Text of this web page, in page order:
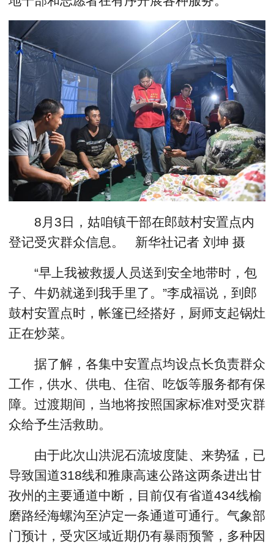
8月3日，姑咱镇干部在郎鼓村安置点内
登记受灾群众信息。 新华社记者 刘坤 摄
“早上我被救援人员送到安全地带时，包
子、牛奶就递到我手里了。”李成福说，到郎
鼓村安置点时，帐篷已经搭好，厨师支起锅灶
正在炒菜。
据了解，各集中安置点均设点长负责群众
工作，供水、供电、住宿、吃饭等服务都有保
障。过渡期间，当地将按照国家标准对受灾群
众给予生活救助。
由于此次山洪泥石流坡度陡、来势猛，已
导致国道318线和雅康高速公路这两条进出甘
孜州的主要通道中断，目前仅有省道434线榆
磨路经海螺沟至泸定一条通道可通行。气象部
门预计，受灾区域近期仍有暴雨预警，多种因